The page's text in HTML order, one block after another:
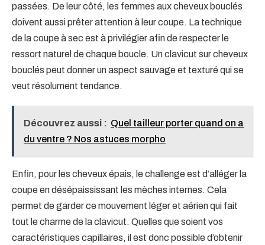
passées. De leur côté, les femmes aux cheveux bouclés
doivent aussi prêter attention à leur coupe. La technique
de la coupe à sec est à privilégier afin de respecter le
ressort naturel de chaque boucle. Un clavicut sur cheveux
bouclés peut donner un aspect sauvage et texturé qui se
veut résolument tendance.
Découvrez aussi : Quel tailleur porter quand on a
du ventre ? Nos astuces morpho
Enfin, pour les cheveux épais, le challenge est d’alléger la
coupe en désépaississant les mèches internes. Cela
permet de garder ce mouvement léger et aérien qui fait
tout le charme de la clavicut. Quelles que soient vos
caractéristiques capillaires, il est donc possible d’obtenir